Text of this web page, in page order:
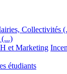
Collectivités
(...)
et Marketing
étudiants